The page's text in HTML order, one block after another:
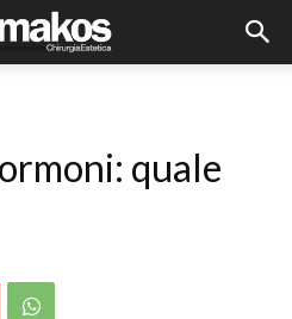
quale